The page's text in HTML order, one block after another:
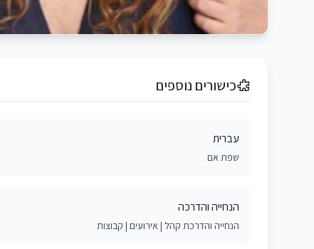
כישורים נוספים
עברית
שפת אם
הנחייה והדרכה
הנחייה והדרכת קהל | אירועים | קבוצות